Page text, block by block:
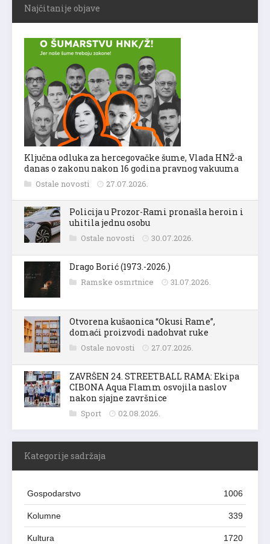
Najčitanije objave
Ključna odluka za hercegovačke šume, Vlada HNŽ-a
danas o zakonu nakon 16 godina pravnog vakuuma
Ostale novosti 27.07.2026.
Policija u Prozor-Rami pronašla heroin i
uhitila jednu osobu
Ostale novosti 30.07.2026.
Drago Borić (1973.-2026.)
Ramske osmrtnice 31.07.2026.
Otvorena kušaonica “Okusi Rame”,
domaći proizvodi nadohvat ruke
Ostale novosti 27.07.2026.
ZAVRŠEN 24. STREETBALL RAMA: Ekipa
CIBONA Aqua Flamm osvojila naslov
nakon sjajne završnice
Sport 02.08.2026.
Kategorije sadržaja
Gospodarstvo 1006
Kolumne 339
Kultura 1720